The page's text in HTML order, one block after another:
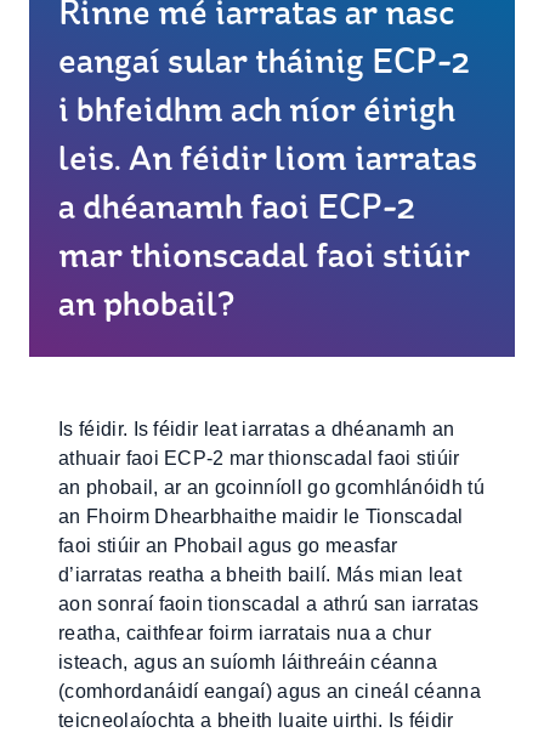
Rinne mé iarratas ar nasc
eangaí sular tháinig ECP-2
i bhfeidhm ach níor éirigh
leis. An féidir liom iarratas
a dhéanamh faoi ECP-2
mar thionscadal faoi stiúir
an phobail?
Is féidir. Is féidir leat iarratas a dhéanamh an
athuair faoi ECP-2 mar thionscadal faoi stiúir
an phobail, ar an gcoinníoll go gcomhlánóidh tú
an Fhoirm Dhearbhaithe maidir le Tionscadal
faoi stiúir an Phobail agus go measfar
d’iarratas reatha a bheith bailí. Más mian leat
aon sonraí faoin tionscadal a athrú san iarratas
reatha, caithfear foirm iarratais nua a chur
isteach, agus an suíomh láithreáin céanna
(comhordanáidí eangaí) agus an cineál céanna
teicneolaíochta a bheith luaite uirthi. Is féidir